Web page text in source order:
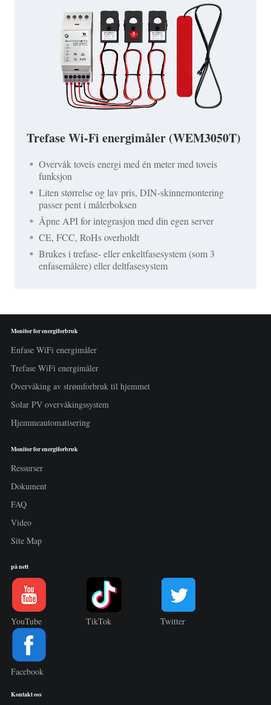
Trefase Wi-Fi energimåler (WEM3050T)
Overvåk toveis energi med én meter med toveis
funksjon
Liten størrelse og lav pris, DIN-skinnemontering
passer pent i målerboksen
Åpne API for integrasjon med din egen server
CE, FCC, RoHs overholdt
Brukes i trefase- eller enkeltfasesystem (som 3
enfasemålere) eller deltfasesystem
Monitor for energiforbruk
Enfase WiFi energimåler
Trefase WiFi energimåler
Overvåking av strømforbruk til hjemmet
Solar PV overvåkingssystem
Hjemmeautomatisering
Monitor for energiforbruk
Ressurser
Dokument
FAQ
Video
Site Map
på nett
YouTube TikTok Twitter
Facebook
Kontakt oss